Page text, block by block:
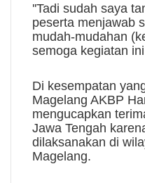
''Tadi sudah saya
peserta menjawab
mudah-mudahan
semoga kegiatan
Di kesempatan
Magelang AKBP
mengucapkan
Jawa Tengah
dilaksanakan di
Magelang.